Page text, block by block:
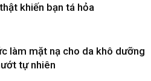
khiến bạn tá hỏa
làm mặt nạ cho da khô dưỡng
tự nhiên